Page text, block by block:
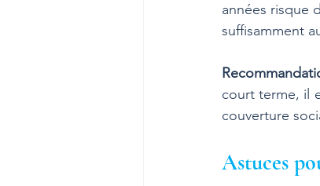
années risque
suffisamment
court terme, il
couverture
Astuces